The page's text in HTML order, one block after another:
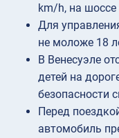
km/h, на
Для
не моложе 18
В Венесуэле
детей на
безопасности
Перед
автомобиль